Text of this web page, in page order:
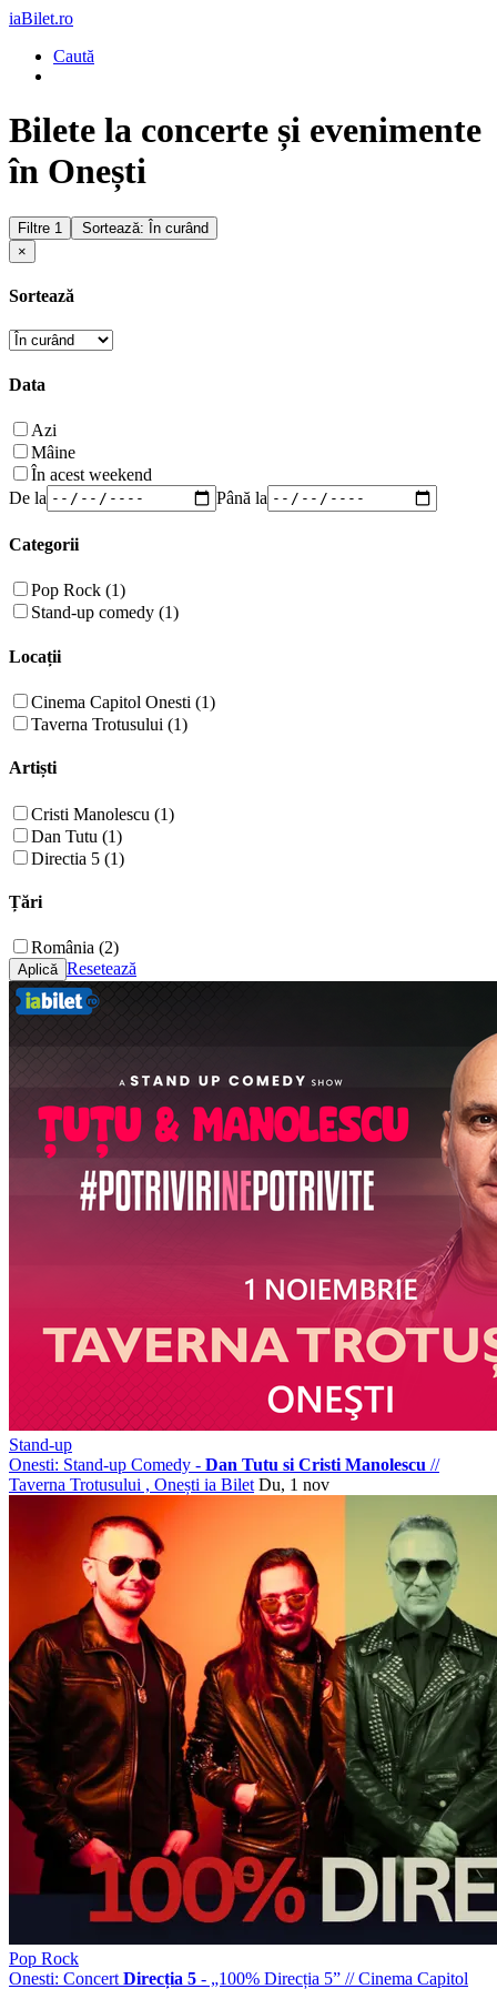
iaBilet.ro
Caută
Bilete la concerte și evenimente
în Onești
Filtre 1
Sortează: În curând
×
Sortează
Data
Azi
Mâine
În acest weekend
De la
Până la
Categorii
Pop Rock (1)
Stand-up comedy (1)
Locații
Cinema Capitol Onesti (1)
Taverna Trotusului (1)
Artiști
Cristi Manolescu (1)
Dan Tutu (1)
Directia 5 (1)
Țări
România (2)
Resetează
Stand-up
Onesti: Stand-up Comedy - Dan Tutu si Cristi Manolescu //
Taverna Trotusului , Onești ia Bilet Du, 1 nov
Pop Rock
Onesti: Concert Direcția 5 - „100% Direcția 5” //Cinema Capitol